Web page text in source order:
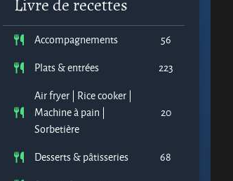
Livre de recettes
Accompagnements
56
Plats & entrées
223
Air fryer | Rice cooker |
Machine à pain |
Sorbetière
20
Desserts & pâtisseries
68